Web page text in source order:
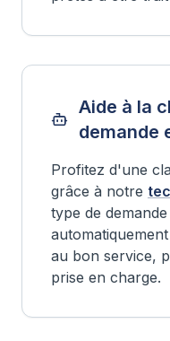
Aide à la
demande
Profitez d'une
grâce à notre
type de
au bon service,
prise en charge.